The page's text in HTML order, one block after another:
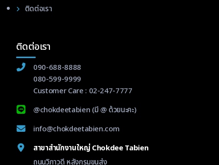
ติดต่อเรา
ติดต่อเรา
090-688-8888
080-599-9999
Customer Care : 02-247-7777
@chokdeetabien (มี @ ด้วยนะคะ)
info@chokdeetabien.com
สาขาสำนักงานใหญ่ Chokdee Tabien
ถนนวิภาวดี หลังกรมขนส่ง